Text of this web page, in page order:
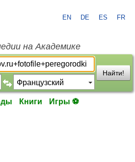
EN DE ES FR
на Академике
Найти!
Книги Игры ⚽